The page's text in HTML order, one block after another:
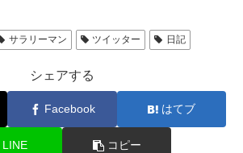
サラリーマン ツイッター 日記
シェアする
Facebook はてブ
LINE コピー